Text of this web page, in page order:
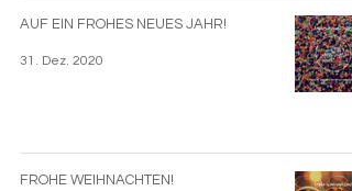
AUF EIN FROHES NEUES JAHR!
31. Dez. 2020
FROHE WEIHNACHTEN!